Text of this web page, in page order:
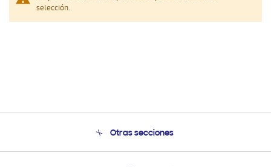
selección.
Otras secciones